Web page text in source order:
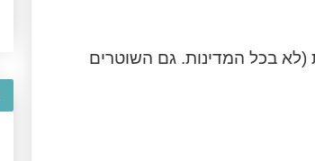
בכל המדינות. גם השוטרים